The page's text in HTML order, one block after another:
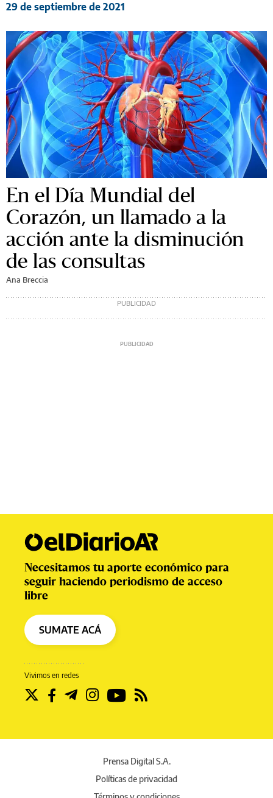
29 de septiembre de 2021
En el Día Mundial del
Corazón, un llamado a la
acción ante la disminución
de las consultas
Ana Breccia
Vivimos en redes
Necesitamos tu aporte económico para
seguir haciendo periodismo de acceso
libre
SUMATE ACÁ
Prensa Digital S.A.
Políticas de privacidad